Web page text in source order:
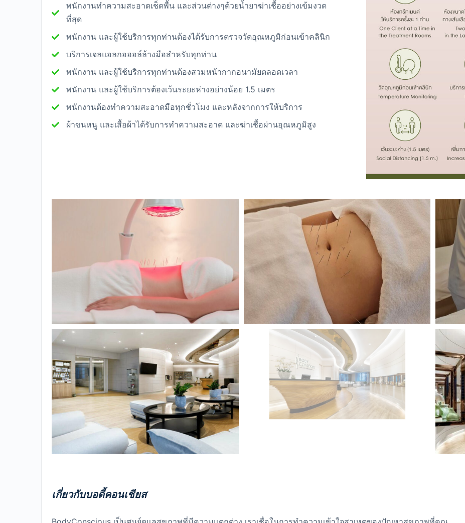
พนักงานทำความสะอาดเช็ดพื้น และส่วนต่างๆด้วยน้ำยาฆ่าเชื้ออย่างเข้มงวด
ที่สุด
พนักงาน และผู้ใช้บริการทุกท่านต้องได้รับการตรวจวัดอุณหภูมิก่อนเข้าคลินิก
บริการเจลแอลกอฮอล์ล้างมือสำหรับทุกท่าน
พนักงาน และผู้ใช้บริการทุกท่านต้องสวมหน้ากากอนามัยตลอดเวลา
พนักงาน และผู้ใช้บริการต้องเว้นระยะห่างอย่างน้อย 1.5 เมตร
พนักงานต้องทำความสะอาดมือทุกชั่วโมง และหลังจากการให้บริการ
ผ้าขนหนู และเสื้อผ้าได้รับการทำความสะอาด และฆ่าเชื้อผ่านอุณหภูมิสูง
เกี่ยวกับบอดี้คอนเชียส